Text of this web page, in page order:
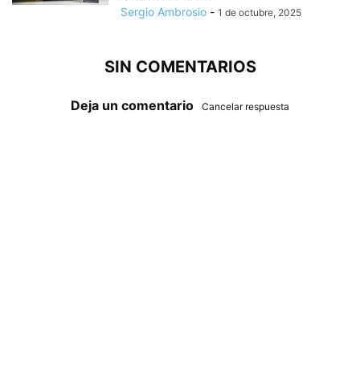
Sergio Ambrosio - 1 de octubre, 2025
SIN COMENTARIOS
Deja un comentario Cancelar respuesta